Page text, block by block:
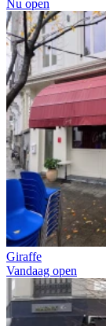
Nu open
Giraffe
Vandaag open